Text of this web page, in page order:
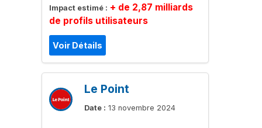
Impact estimé : + de 2,87 milliards
de profils utilisateurs
Voir Détails
Le Point
Date : 13 novembre 2024